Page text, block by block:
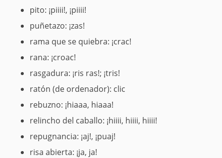
pito: ¡piiii!, ¡piiii!
puñetazo: ¡zas!
rama que se quiebra: ¡crac!
rana: ¡croac!
rasgadura: ¡ris ras!; ¡tris!
ratón (de ordenador): clic
rebuzno: ¡hiaaa, hiaaa!
relincho del caballo: ¡hiiii, hiiii, hiiii!
repugnancia: ¡aj!, ¡puaj!
risa abierta: ¡ja, ja!